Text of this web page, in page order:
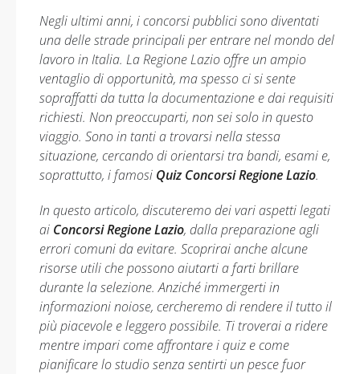
Negli ultimi anni, i concorsi pubblici sono diventati
una delle strade principali per entrare nel mondo del
lavoro in Italia. La Regione Lazio offre un ampio
ventaglio di opportunità, ma spesso ci si sente
sopraffatti da tutta la documentazione e dai requisiti
richiesti. Non preoccuparti, non sei solo in questo
viaggio. Sono in tanti a trovarsi nella stessa
situazione, cercando di orientarsi tra bandi, esami e,
soprattutto, i famosi Quiz Concorsi Regione Lazio.
In questo articolo, discuteremo dei vari aspetti legati
ai Concorsi Regione Lazio, dalla preparazione agli
errori comuni da evitare. Scoprirai anche alcune
risorse utili che possono aiutarti a farti brillare
durante la selezione. Anziché immergerti in
informazioni noiose, cercheremo di rendere il tutto il
più piacevole e leggero possibile. Ti troverai a ridere
mentre impari come affrontare i quiz e come
pianificare lo studio senza sentirti un pesce fuor